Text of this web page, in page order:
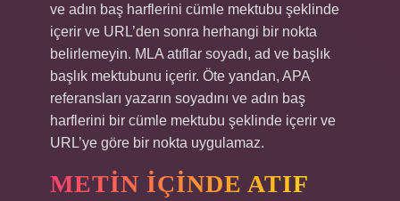
ve adın baş harflerini cümle mektubu şeklinde
içerir ve URL’den sonra herhangi bir nokta
belirlemeyin. MLA atıflar soyadı, ad ve başlık
başlık mektubunu içerir. Öte yandan, APA
referansları yazarın soyadını ve adın baş
harflerini bir cümle mektubu şeklinde içerir ve
URL’ye göre bir nokta uygulamaz.
METIN IÇINDE ATIF